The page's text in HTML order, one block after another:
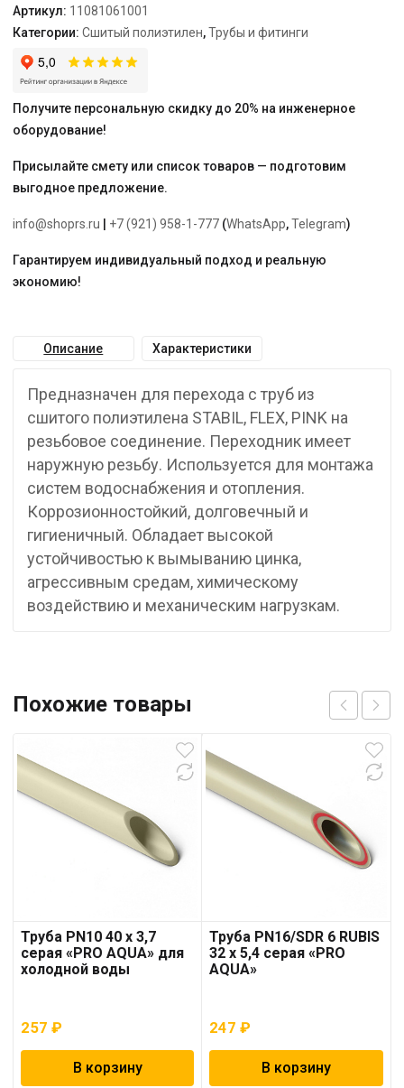
"Rehau"
Артикул: 11081061001
Категории: Сшитый полиэтилен,Трубы и фитинги
Получите персональную скидку до 20% на инженерное
оборудование!
Присылайте смету или список товаров — подготовим
выгодное предложение.
info@shoprs.ru +7 (921) 958-1-777 (WhatsApp,Telegram)
Гарантируем индивидуальный подход и реальную
экономию!
Описание Характеристики
Предназначен для перехода с труб из
сшитого полиэтилена STABIL, FLEX, PINK на
резьбовое соединение. Переходник имеет
наружную резьбу. Используется для монтажа
систем водоснабжения и отопления.
Коррозионностойкий, долговечный и
гигиеничный. Обладает высокой
устойчивостью к вымыванию цинка,
агрессивным средам, химическому
воздействию и механическим нагрузкам.
Похожие товары
Труба PN10 40 x 3,7
серая «PRO AQUA» для
холодной воды
257 ₽
В корзину
Труба PN16/SDR 6 RUBIS
32 x 5,4 серая «PRO
AQUA»
247₽
В корзину